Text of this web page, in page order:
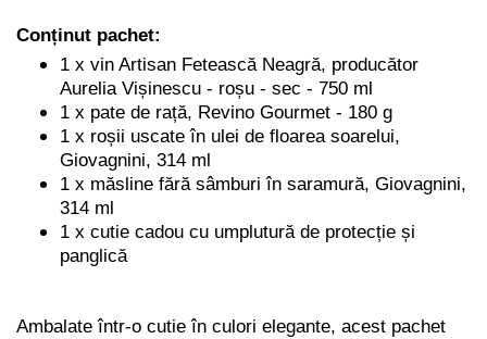
Conținut pachet:
1 x vin Artisan Fetească Neagră, producător
Aurelia Vișinescu - roșu - sec - 750 ml
1 x pate de rață, Revino Gourmet - 180 g
1 x roșii uscate în ulei de floarea soarelui,
Giovagnini, 314 ml
1 x măsline fără sâmburi în saramură, Giovagnini,
314 ml
1 x cutie cadou cu umplutură de protecție și
panglică
Ambalate într-o cutie în culori elegante, acest pachet